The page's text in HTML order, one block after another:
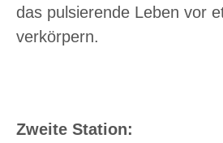
das pulsierende Leben vor
verkörpern.
Zweite Station: